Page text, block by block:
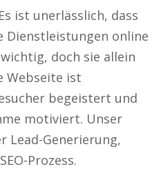
ist unerlässlich, dass
Dienstleistungen online
doch sie allein
Webseite ist
begeistert und
motiviert. Unser
Lead-Generierung,
Prozess.